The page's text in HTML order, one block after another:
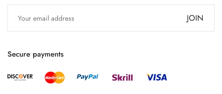
JOIN
Secure payments